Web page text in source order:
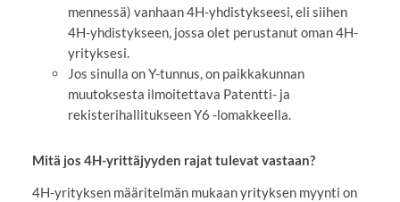
mennessä) vanhaan 4H-yhdistykseesi, eli siihen
4H-yhdistykseen, jossa olet perustanut oman 4H-
yrityksesi.
Jos sinulla on Y-tunnus, on paikkakunnan
muutoksesta ilmoitettava Patentti- ja
rekisterihallitukseen Y6 -lomakkeella.
Mitä jos 4H-yrittäjyyden rajat tulevat vastaan?
4H-yrityksen määritelmän mukaan yrityksen myynti on